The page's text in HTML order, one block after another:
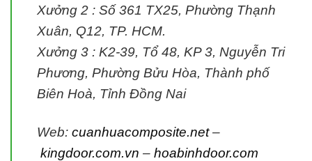
Xưởng 2 : Số 361 TX25, Phường Thạnh
Xuân, Q12, TP. HCM.
Xưởng 3 : K2-39, Tổ 48, KP 3, Nguyễn Tri
Phương, Phường Bửu Hòa, Thành phố
Biên Hoà, Tỉnh Đồng Nai
Web: cuanhuacomposite.net–
kingdoor.com.vn – hoabinhdoor.com